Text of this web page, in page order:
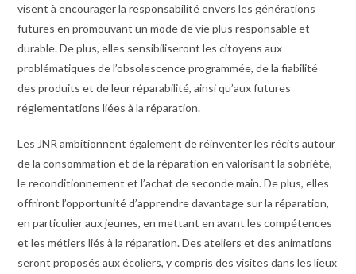
visent à encourager la responsabilité envers les générations
futures en promouvant un mode de vie plus responsable et
durable. De plus, elles sensibiliseront les citoyens aux
problématiques de l’obsolescence programmée, de la fiabilité
des produits et de leur réparabilité, ainsi qu’aux futures
réglementations liées à la réparation.
Les JNR ambitionnent également de réinventer les récits autour
de la consommation et de la réparation en valorisant la sobriété,
le reconditionnement et l’achat de seconde main. De plus, elles
offriront l’opportunité d’apprendre davantage sur la réparation,
en particulier aux jeunes, en mettant en avant les compétences
et les métiers liés à la réparation. Des ateliers et des animations
seront proposés aux écoliers, y compris des visites dans les lieux